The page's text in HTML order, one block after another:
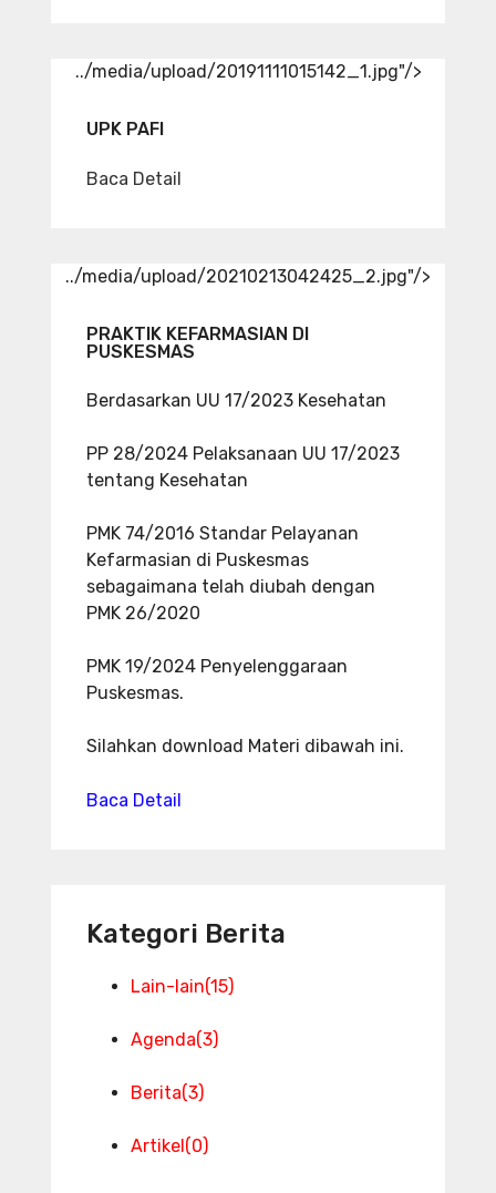
../media/upload/20191111015142_1.jpg"/>
UPK PAFI
Baca Detail
../media/upload/20210213042425_2.jpg"/>
PRAKTIK KEFARMASIAN DI
PUSKESMAS
Berdasarkan UU 17/2023 Kesehatan
PP 28/2024 Pelaksanaan UU 17/2023
tentang Kesehatan
PMK 74/2016 Standar Pelayanan
Kefarmasian di Puskesmas
sebagaimana telah diubah dengan
PMK 26/2020
PMK 19/2024 Penyelenggaraan
Puskesmas.
Silahkan download Materi dibawah ini.
Baca Detail
Kategori Berita
Lain-lain(15)
Agenda(3)
Berita(3)
Artikel(0)